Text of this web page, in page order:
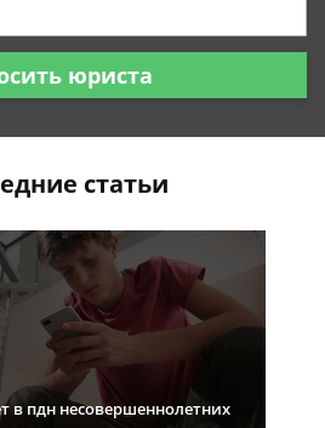
юриста
статьи
в пдн несовершеннолетних